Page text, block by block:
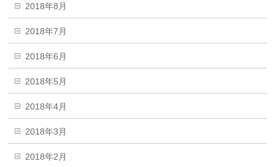
2018年8月
2018年7月
2018年6月
2018年5月
2018年4月
2018年3月
2018年2月